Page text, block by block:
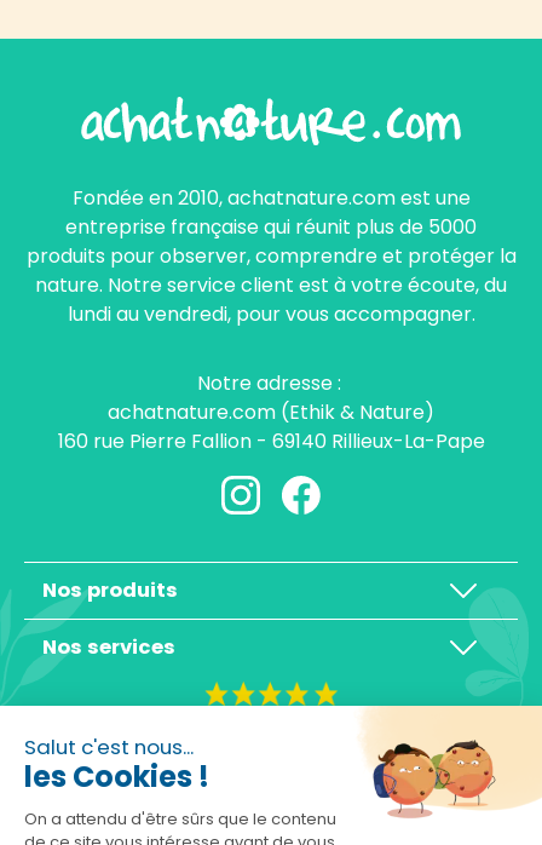
Salut c'est nous...
les Cookies !
On a attendu d'être sûrs que le contenu
Fondée en 2010, achatnature.com est une
entreprise française qui réunit plus de 5000
produits pour observer, comprendre et protéger la
nature. Notre service client est à votre écoute, du
lundi au vendredi, pour vous accompagner.
Notre adresse :
achatnature.com (Ethik & Nature)
160 rue Pierre Fallion - 69140 Rillieux-La-Pape
Nos produits
Nos services